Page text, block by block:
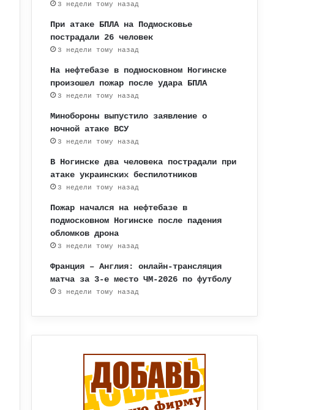
3 недели тому назад
При атаке БПЛА на Подмосковье
пострадали 26 человек
3 недели тому назад
На нефтебазе в подмосковном Ногинске
произошел пожар после удара БПЛА
3 недели тому назад
Минобороны выпустило заявление о
ночной атаке ВСУ
3 недели тому назад
В Ногинске два человека пострадали при
атаке украинских беспилотников
3 недели тому назад
Пожар начался на нефтебазе в
подмосковном Ногинске после падения
обломков дрона
3 недели тому назад
Франция – Англия: онлайн-трансляция
матча за 3-е место ЧМ-2026 по футболу
3 недели тому назад